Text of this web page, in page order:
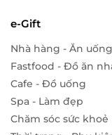
e-Gift
Nhà hàng - Ăn uống
Fastfood - Đồ ăn
Cafe - Đồ uống
Spa - Làm đẹp
Chăm sóc sức khoẻ